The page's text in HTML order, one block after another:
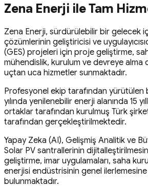
Zena Enerji ile Tam
Zena Enerji, sürdürülebilir bir gelecek
çözümlerinin geliştiricisi ve
(GES) projeleri için proje geliştirme,
mühendislik, kurulum ve devreye alma
uçtan uca hizmetler sunmaktadır.
Profesyonel ekip tarafından yürütülen
yılında yenilenebilir enerji alanında 15
ortaklar tarafından kurulmuş Türk
tarafından gerçekleştirilmektedir.
Yapay Zeka (AI), Gelişmiş Analitik ve
Solar PV santrallerinin
geliştirme, imar uygulamaları, saha
enerjisi endüstrisinin genel ilerlemesine
bulunmaktadır.